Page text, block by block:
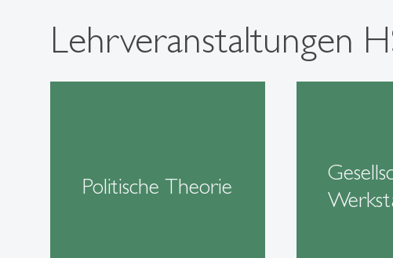
Lehrveranstaltungen
Politische Theorie